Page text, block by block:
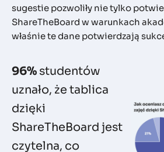
sugestie pozwoliły nie tylko
ShareTheBoard w warunkach
właśnie te dane potwierdzają
96% studentów
uznało, że tablica
dzięki
ShareTheBoard jest
czytelna, co